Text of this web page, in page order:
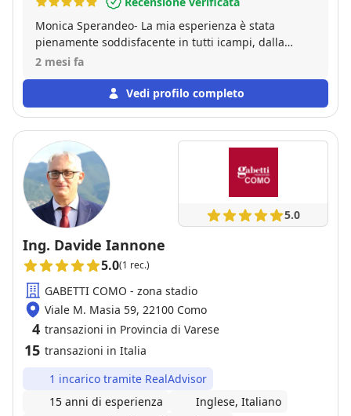
Monica Sperandeo- La mia esperienza è stata
pienamente soddisfacente in tutti icampi, dalla
comunicazione alla disponibilità durante tutto l' iter,
e serietà dimostrata dalla Sig. MONICA SPERANDEO
,dimostrando preparazione ed esperienza sia in
compratore/venditore ,dimostrando dinamismo ed
affidabilità .Se in futuro dovessi ancora avere
necessità ,saprei di sicuro a chi rivolgermi.La
consiglio vivamente.
2 mesi fa
Vedi profilo completo
5.0
Ing. Davide Iannone
5.0(1 rec.)
GABETTI COMO - zona stadio
Viale M. Masia 59, 22100 Como
4 transazioni in Provincia di Varese
15 transazioni in Italia
1 incarico tramite RealAdvisor
15 anni di esperienza
Inglese, Italiano